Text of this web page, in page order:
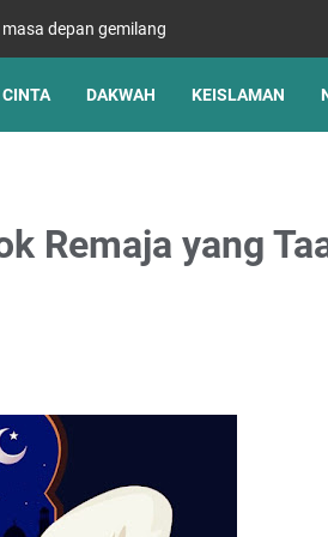
depan gemilang
CINTA DAKWAH KEISLAMAN
Remaja yang